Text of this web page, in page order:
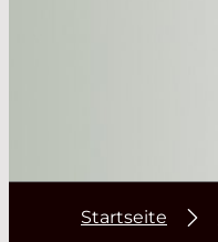
Startseite